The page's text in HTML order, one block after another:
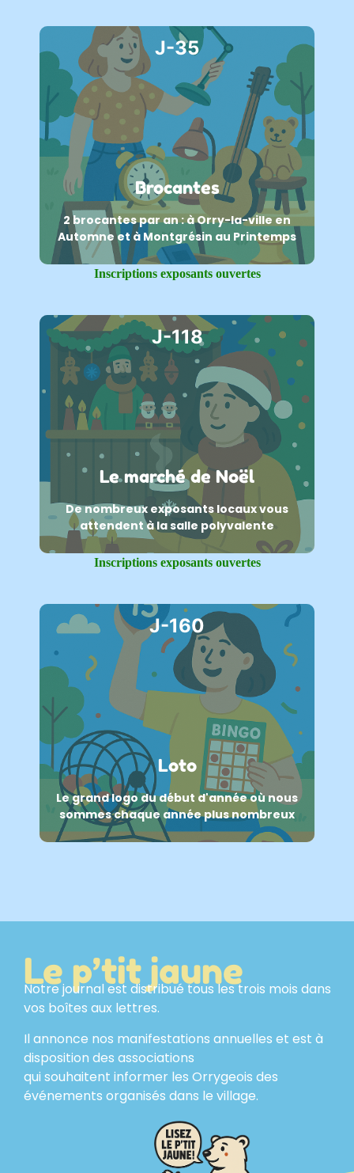
J-35
Brocantes
2 brocantes par an : à Orry-la-ville en
Automne et à Montgrésin au Printemps
Inscriptions exposants ouvertes
J-118
Le marché de Noël
De nombreux exposants locaux vous
attendent à la salle polyvalente
Inscriptions exposants ouvertes
J-160
Loto
Le grand logo du début d'année où nous
sommes chaque année plus nombreux
Le p’tit jaune
Notre journal est distribué tous les trois mois dans
vos boîtes aux lettres.
Il annonce nos manifestations annuelles et est à
disposition des associations
qui souhaitent informer les Orrygeois des
événements organisés dans le village.